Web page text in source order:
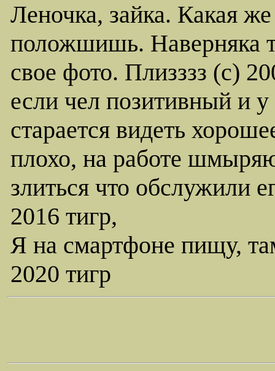
Леночка, зайка. Какая
положшишь. Наверняка
свое фото. Плизззз (с)
если чел позитивный и
старается видеть
плохо, на работе
злиться что обслужили
2016 тигр,
Я на смартфоне пищу,
2020 тигр